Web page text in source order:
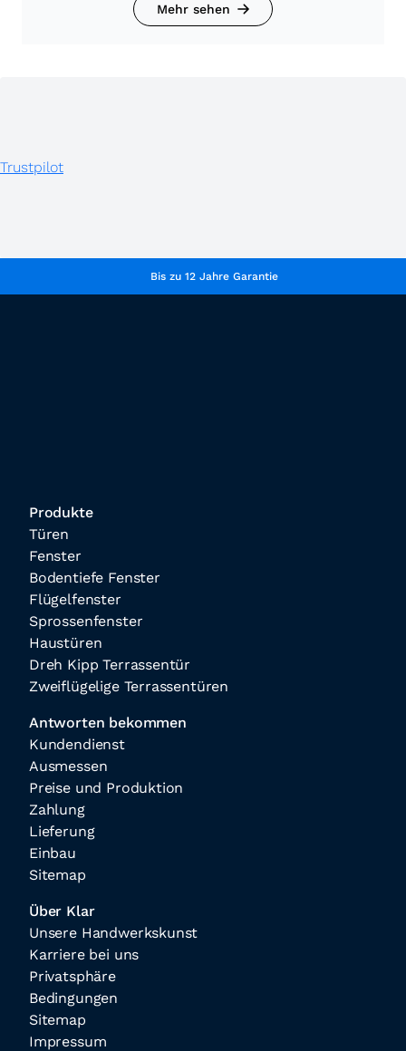
Mehr sehen
Trustpilot
Bis zu 12 Jahre Garantie
Produkte
Türen
Fenster
Bodentiefe Fenster
Flügelfenster
Sprossenfenster
Haustüren
Dreh Kipp Terrassentür
Zweiflügelige Terrassentüren
Antworten bekommen
Kundendienst
Ausmessen
Preise und Produktion
Zahlung
Lieferung
Einbau
Sitemap
Über Klar
Unsere Handwerkskunst
Karriere bei uns
Privatsphäre
Bedingungen
Sitemap
Impressum